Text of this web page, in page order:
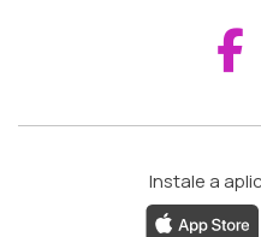
Instale a